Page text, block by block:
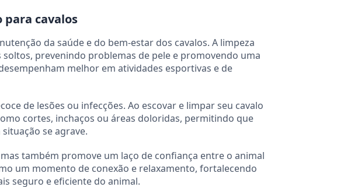
cavalos
da saúde e do bem-estar dos cavalos. A limpeza
prevenindo problemas de pele e promovendo uma
melhor em atividades esportivas e de
de lesões ou infecções. Ao escovar e limpar seu cavalo
cortes, inchaços ou áreas doloridas, permitindo que
se agrave.
também promove um laço de confiança entre o animal
um momento de conexão e relaxamento, fortalecendo
seguro e eficiente do animal.